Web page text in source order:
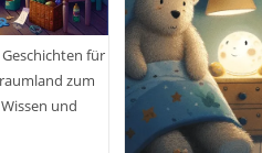
für
zum
und